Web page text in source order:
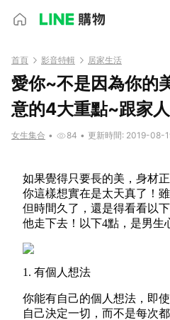
首頁 影音特輯 居家生活
愛你~不是因為你的
意的4大重點~跟家
女生集合 • 84 • 更新時間: 2019-08-
如果覺得只要長的美，身材
你這樣想實在是太天真了！
但時間久了，還是得看看以
他走下去！以下4點，是男生
1. 有個人想法
你能有自己的個人想法，即
自己決定一切，而不是每次